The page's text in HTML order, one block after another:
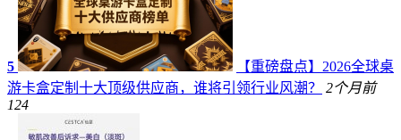
5
【重磅盘点】2026全球桌
游卡盒定制十大顶级供应商，谁将引领行业风潮？
2个月前
124